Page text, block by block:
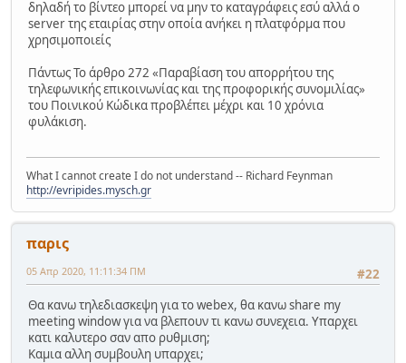
δηλαδή το βίντεο μπορεί να μην το καταγράφεις εσύ αλλά ο
server της εταιρίας στην οποία ανήκει η πλατφόρμα που
χρησιμοποιείς
Πάντως Το άρθρο 272 «Παραβίαση του απορρήτου της
τηλεφωνικής επικοινωνίας και της προφορικής συνομιλίας»
του Ποινικού Κώδικα προβλέπει μέχρι και 10 χρόνια
φυλάκιση.
What I cannot create I do not understand -- Richard Feynman
http://evripides.mysch.gr
παρις
#22
05 Απρ 2020, 11:11:34 ΠΜ
Θα κανω τηλεδιασκεψη για το webex, θα κανω share my
meeting window για να βλεπουν τι κανω συνεχεια. Υπαρχει
κατι καλυτερο σαν απο ρυθμιση;
Καμια αλλη συμβουλη υπαρχει;